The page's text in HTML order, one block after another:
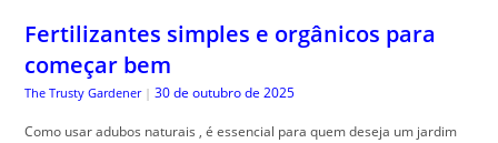
Fertilizantes simples e orgânicos para
começar bem
The Trusty Gardener | 30 de outubro de 2025
Como usar adubos naturais , é essencial para quem deseja um jardim